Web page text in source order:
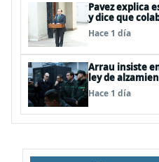
Pavez explica
y dice que
policías, “es
analizar”
Hace 1 día
Arrau insiste
ley de
porque ya existe
Hace 1 día